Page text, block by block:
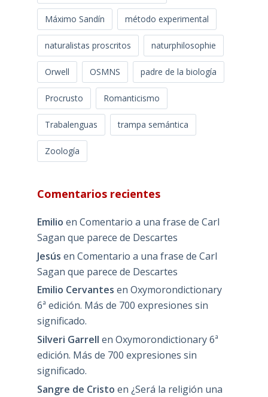
Máximo Sandín método experimental
naturalistas proscritos naturphilosophie
Orwell OSMNS padre de la biología
Procrusto Romanticismo
Trabalenguas trampa semántica
Zoología
Comentarios recientes
Emilio en Comentario a una frase de Carl
Sagan que parece de Descartes
Jesús en Comentario a una frase de Carl
Sagan que parece de Descartes
Emilio Cervantes en Oxymorondictionary
6ª edición. Más de 700 expresiones sin
significado.
Silveri Garrell en Oxymorondictionary 6ª
edición. Más de 700 expresiones sin
significado.
Sangre de Cristo en ¿Será la religión una